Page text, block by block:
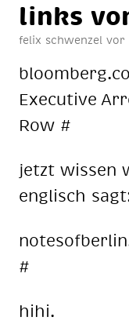
links
felix schwenzel vor
Exe­cu­ti­ve
Row #
jetzt wis­sen
eng­lisch
#
hihi.